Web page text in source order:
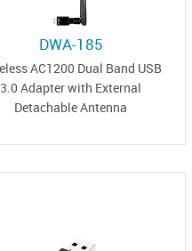
DWA-185
AC1200 Dual Band USB
3.0 Adapter with External
Detachable Antenna